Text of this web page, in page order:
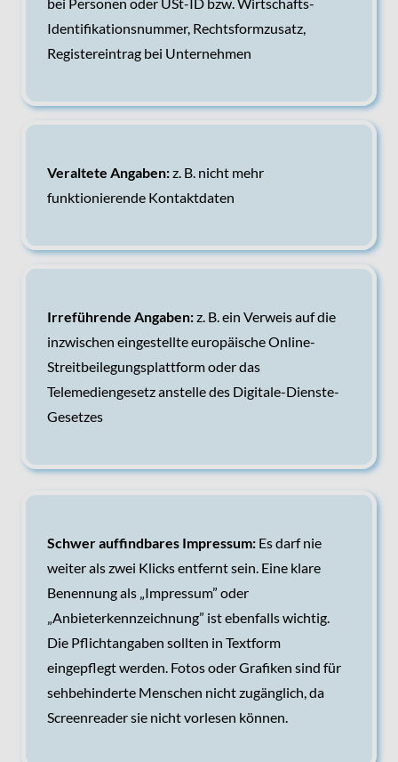
Identifikationsnummer, Rechtsformzusatz,
Registereintrag bei Unternehmen
Veraltete Angaben:z. B. nicht mehr
funktionierende Kontaktdaten
Irreführende Angaben:z. B. ein Verweis auf die
inzwischen eingestellte europäische Online-
Streitbeilegungsplattform oder das
Telemediengesetz anstelle des Digitale-Dienste-
Gesetzes
Schwer auffindbares Impressum: Es darf nie
weiter als zwei Klicks entfernt sein. Eine klare
Benennung als „Impressum” oder
„Anbieterkennzeichnung” ist ebenfalls wichtig.
Die Pflichtangaben sollten in Textform
eingepflegt werden. Fotos oder Grafiken sind für
sehbehinderte Menschen nicht zugänglich, da
Screenreader sie nicht vorlesen können.